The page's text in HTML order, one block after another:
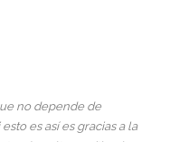
no depende de
es así es gracias a la